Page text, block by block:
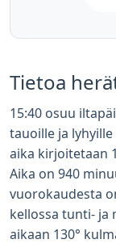
Tietoa
15:40 osuu
tauoille ja
aika kirjoitetaan
Aika on 940
vuorokaudesta
kellossa tunti-
aikaan 130°